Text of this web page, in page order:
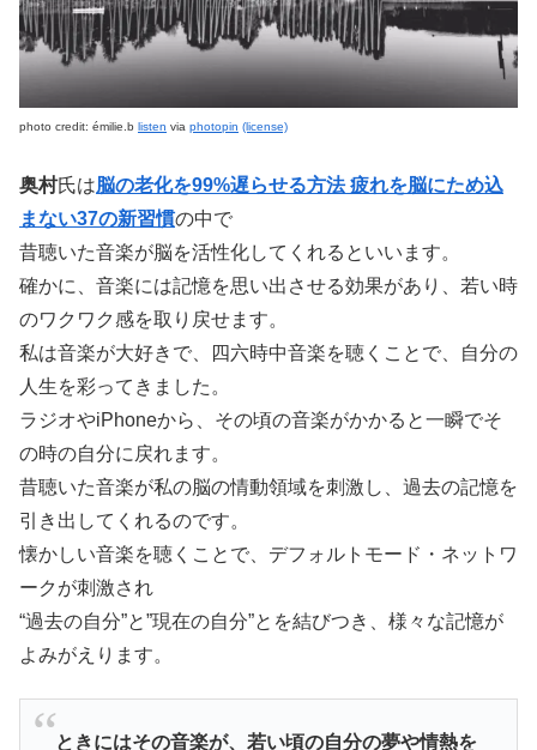
photo credit: émilie.b listen via photopin (license)
奥村氏は脳の老化を99%遅らせる方法 疲れを脳にため込
まない37の新習慣の中で
昔聴いた音楽が脳を活性化してくれるといいます。
確かに、音楽には記憶を思い出させる効果があり、若い時
のワクワク感を取り戻せます。
私は音楽が大好きで、四六時中音楽を聴くことで、自分の
人生を彩ってきました。
ラジオやiPhoneから、その頃の音楽がかかると一瞬でそ
の時の自分に戻れます。
昔聴いた音楽が私の脳の情動領域を刺激し、過去の記憶を
引き出してくれるのです。
懐かしい音楽を聴くことで、デフォルトモード・ネットワ
ークが刺激され
“過去の自分”と”現在の自分”とを結びつき、様々な記憶が
よみがえります。
ときにはその音楽が、若い頃の自分の夢や情熱を